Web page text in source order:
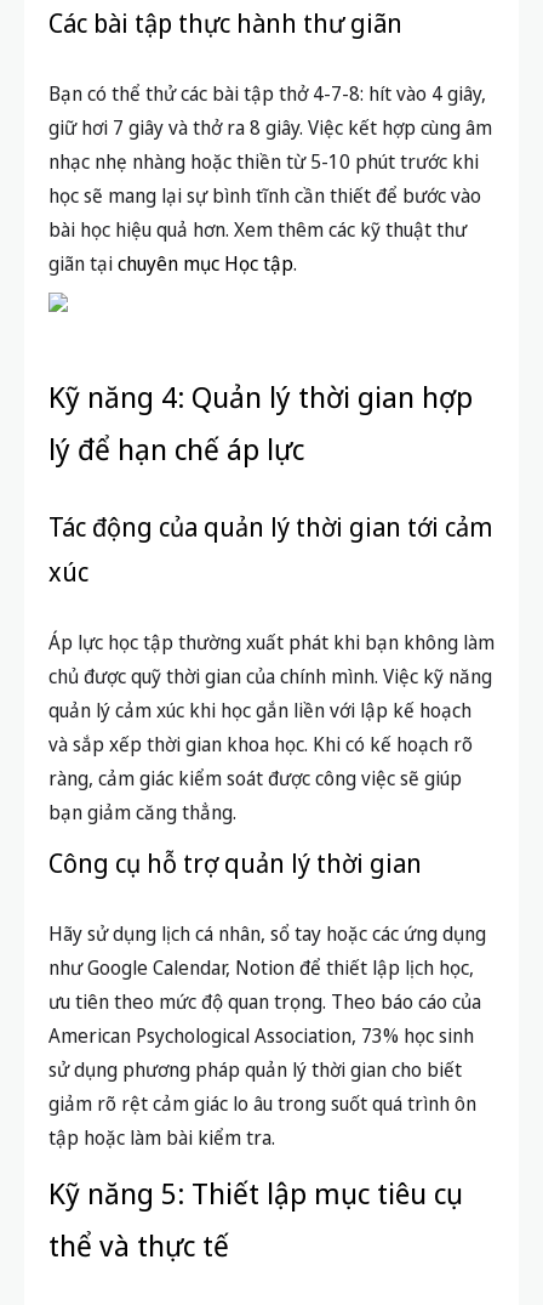
Các bài tập thực hành thư giãn
Bạn có thể thử các bài tập thở 4-7-8: hít vào 4 giây,
giữ hơi 7 giây và thở ra 8 giây. Việc kết hợp cùng âm
nhạc nhẹ nhàng hoặc thiền từ 5-10 phút trước khi
học sẽ mang lại sự bình tĩnh cần thiết để bước vào
bài học hiệu quả hơn. Xem thêm các kỹ thuật thư
giãn tạichuyên mục Học tập.
Kỹ năng 4: Quản lý thời gian hợp
lý để hạn chế áp lực
Tác động của quản lý thời gian tới cảm
xúc
Áp lực học tập thường xuất phát khi bạn không làm
chủ được quỹ thời gian của chính mình. Việc kỹ năng
quản lý cảm xúc khi học gắn liền với lập kế hoạch
và sắp xếp thời gian khoa học. Khi có kế hoạch rõ
ràng, cảm giác kiểm soát được công việc sẽ giúp
bạn giảm căng thẳng.
Công cụ hỗ trợ quản lý thời gian
Hãy sử dụng lịch cá nhân, sổ tay hoặc các ứng dụng
như Google Calendar, Notion để thiết lập lịch học,
ưu tiên theo mức độ quan trọng. Theo báo cáo của
American Psychological Association, 73% học sinh
sử dụng phương pháp quản lý thời gian cho biết
giảm rõ rệt cảm giác lo âu trong suốt quá trình ôn
tập hoặc làm bài kiểm tra.
Kỹ năng 5: Thiết lập mục tiêu cụ
thể và thực tế